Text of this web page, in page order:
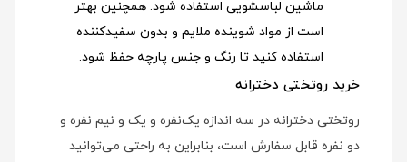
ماشین لباسشویی استفاده شود. همچنین بهتر
است از مواد شوینده ملایم و بدون سفیدکننده
استفاده کنید تا رنگ و جنس پارچه حفظ شود.
خرید روتختی دخترانه
روتختی دخترانه در سه اندازه یک‌نفره و یک و نیم نفره و
دو نفره قابل سفارش است، بنابراین به راحتی می‌توانید